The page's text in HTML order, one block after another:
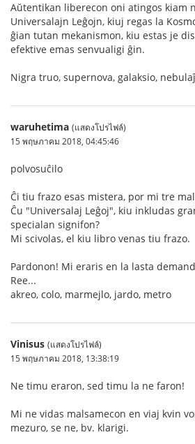
Aŭtentikan liberecon oni atingos kiam
Universalajn Leĝojn, kiuj regas la
ĝian tutan mekanismon, kiu estas je
efektive emas senvualigi ĝin.
Nigra truo, supernova, galaksio,
waruhetima (แสดงโปรไฟล์)
15 พฤษภาคม 2018, 04:45:46
polvosuĉilo
Ĉi tiu frazo esas mistera, por mi tre
Ĉu "Universalaj Leĝoj", kiu inkludas
specialan signifon?
Mi scivolas, el kiu libro venas tiu frazo.
Pardonon! Mi eraris en la lasta
Ree...
akreo, colo, marmejlo, jardo, metro
Vinisus (แสดงโปรไฟล์)
15 พฤษภาคม 2018, 13:38:19
Ne timu eraron, sed timu la ne faron!
Mi ne vidas malsamecon en viaj kvin
mezuro, se ne, bv. klarigi.